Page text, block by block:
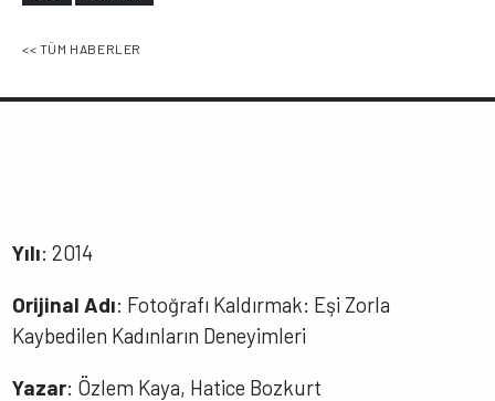
<< TÜM HABERLER
Yılı: 2014
Orijinal Adı: Fotoğrafı Kaldırmak: Eşi Zorla
Kaybedilen Kadınların Deneyimleri
Yazar: Özlem Kaya, Hatice Bozkurt